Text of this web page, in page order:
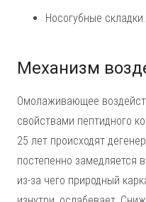
Носогубные складки.
Механизм
Омолаживающее
свойствами пептидного
25 лет происходят
постепенно замедляется
из-за чего природный